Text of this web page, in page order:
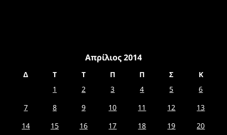
Απρίλιος 2014
Δ Τ Τ Π Π Σ
Κ
1
2 3 4 5
6
7
8 9 10 11 12
13
14
15 16 17 18 19
20